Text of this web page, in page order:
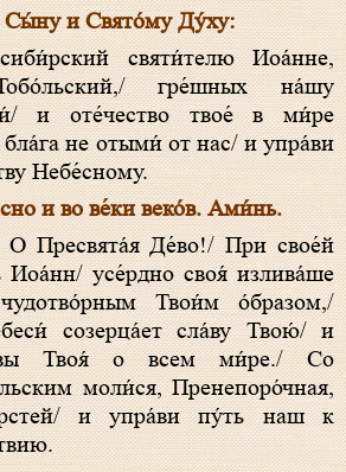
Сы́ну и Свято́му Ду́ху:
гре́шных на́шу
и оте́чество твое́ в ми́ре
не отыми́ от нас/ и упра́ви
Небе́сному.
и во ве́ки веко́в. Ами́нь.
О Пресвята́я Де́во!/ При свое́й
Иоа́нн/ усе́рдно своя́ излива́ше
Твои́м о́бразом,/
созерца́ет сла́ву Твою́/ и
Твоя́ о всем ми́ре./ Со
моли́ся, Пренепоро́чная,
и упра́ви пу́ть наш к